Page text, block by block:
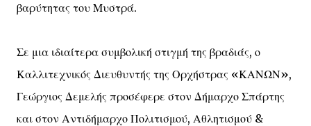
βαρύτητας του Μυστρά.
Σε μια ιδιαίτερα συμβολική στιγμή της βραδιάς, ο
Καλλιτεχνικός Διευθυντής της Ορχήστρας «ΚΑΝΩΝ»,
Γεώργιος Δεμελής προσέφερε στον Δήμαρχο Σπάρτης
και στον Αντιδήμαρχο Πολιτισμού, Αθλητισμού &